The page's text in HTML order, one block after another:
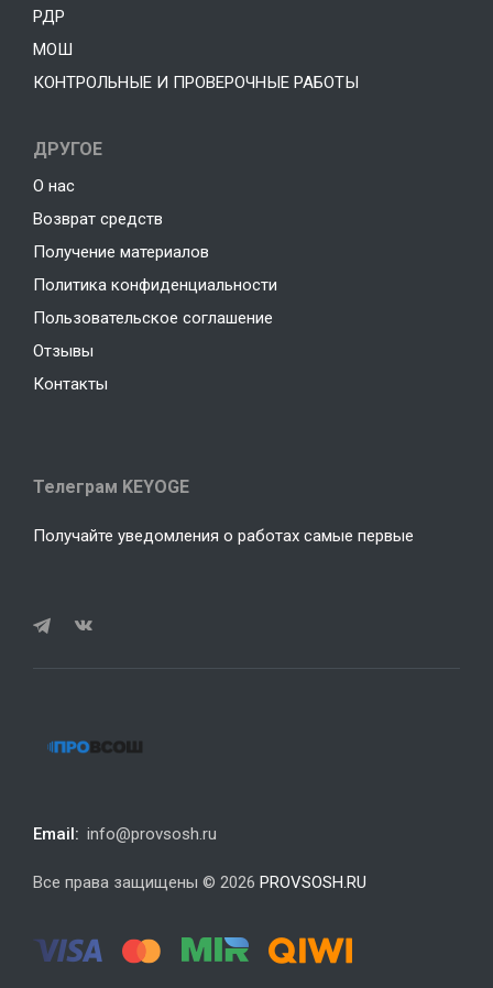
РДР
МОШ
КОНТРОЛЬНЫЕ И ПРОВЕРОЧНЫЕ РАБОТЫ
ДРУГОЕ
О нас
Возврат средств
Получение материалов
Политика конфиденциальности
Пользовательское соглашение
Отзывы
Контакты
Телеграм KEYOGE
Получайте уведомления о работах самые первые
Email: info@provsosh.ru
Все права защищены © 2026 PROVSOSH.RU